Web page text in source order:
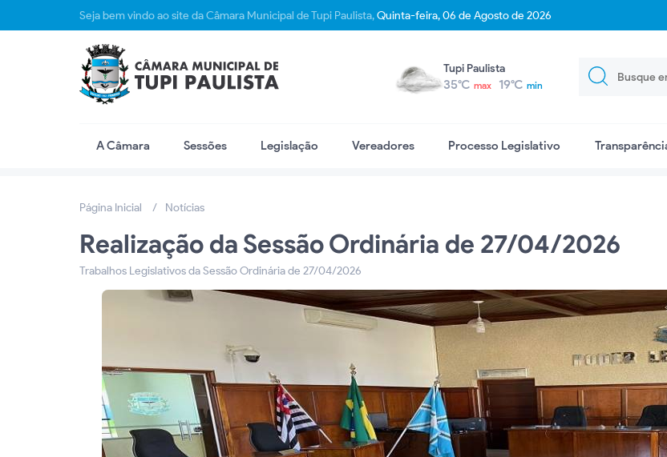
Seja bem vindo ao site da Câmara Municipal de Tupi Paulista,Quinta-feira, 06 de Agosto de 2026
Tupi Paulista
35°C max 19°C min
A Câmara Sessões Legislação Vereadores Processo Legislativo
Página Inicial Notícias
Realização da Sessão Ordinária de 27/04/2026
Trabalhos Legislativos da Sessão Ordinária de 27/04/2026